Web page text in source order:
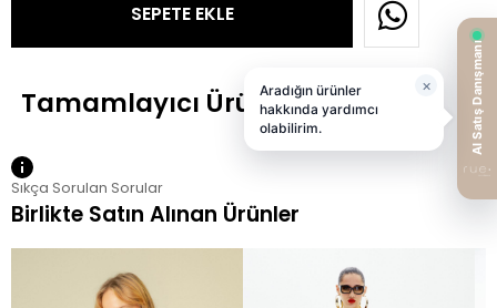
Sıkça Sorulan Sorular
Birlikte Satın Alınan Ürünler